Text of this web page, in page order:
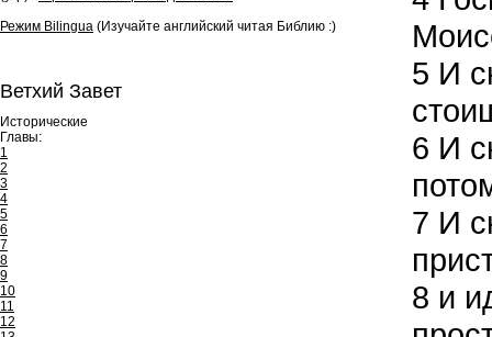
Режим Bilingua (Изучайте английский читая Библию :)
Ветхий Завет
Исторические
Главы:
1
2
3
4
5
6
7
8
9
10
11
12
5 И
6 И
7 И
8 и